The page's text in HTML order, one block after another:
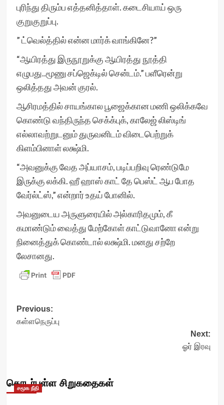
புரிந்து திரும்ப எத்தனித்தாள். கடைசியாய் ஒரு
குறுகுறுப்பு.
” ட்வெல்த்தில் என்ன மார்க் வாங்கினே?”
“ஆயிரத்து இருநூறுக்கு ஆயிரத்து நூத்தி
எழுபது..மூணு சப்ஜெக்டில் சென்டம்.” பளீரென்று
ஒலித்தது அவன் குரல்.
ஆசிரமத்தில் சாயங்கால பூஜைக்கான மணி ஒலிக்கவே
கொண்டு வந்திருந்த செக்க்புக், காலேஜ் லிஸ்டிங்
எல்லாவற்றுடனும் துருவனிடம் விடைபெற்றுக்
கிளம்பினாள் லக்ஷ்மி.
“அவனுக்கு வேத அப்யாசம், படிப்பறிவு ரெண்டுமே
இருக்கு லக்கி. ஹீ ஹாஸ் காட் தே பெஸ்ட் ஆப போத
வேர்ல்ட்ஸ்,” என்றார் உதய் போனில்.
அவனுடைய அருளுரையில் அல்காரிதமும், கீ
கமாண்டும் வைத்து மேற்கோள் காட்டுவானோ என்று
நினைத்துக் கொண்டால் லக்ஷ்மி. மனது சற்றே
லேசானது.
Post
navigation
Previous:
கள்ளநெருப்பு
Next:
ஓர் இரவு
தொடர்புள்ள சிறுகதைகள்
சமூக நீதி